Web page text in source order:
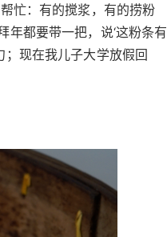
忙：有的搅浆，有的捞粉
都要带一把，说‘这粉条有
；现在我儿子大学放假回